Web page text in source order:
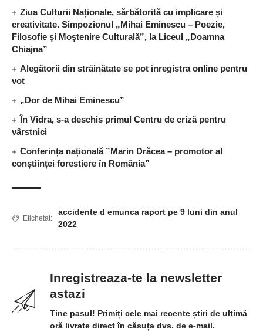
Ziua Culturii Naționale, sărbătorită cu implicare și
creativitate. Simpozionul „Mihai Eminescu – Poezie,
Filosofie și Moștenire Culturală”, la Liceul „Doamna
Chiajna”
Alegătorii din străinătate se pot înregistra online pentru
vot
„Dor de Mihai Eminescu”
În Vidra, s-a deschis primul Centru de criză pentru
vârstnici
Conferința națională ”Marin Drăcea – promotor al
conștiinței forestiere în România”
Etichetat:
accidente d emunca raport pe 9 luni din anul
2022
Inregistreaza-te la newsletter
astazi
Tine pasul! Primiți cele mai recente știri de ultimă
oră livrate direct în căsuța dvs. de e-mail.